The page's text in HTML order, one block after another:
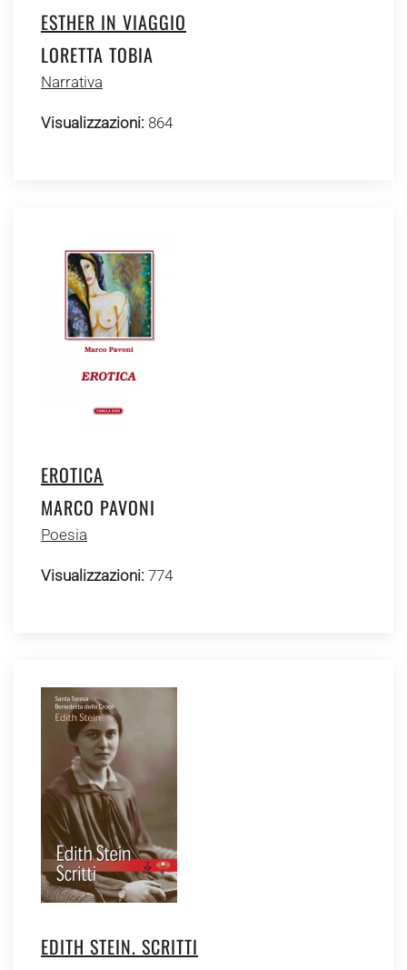
ESTHER IN VIAGGIO
LORETTA TOBIA
Narrativa
Visualizzazioni: 864
EROTICA
MARCO PAVONI
Poesia
Visualizzazioni: 774
EDITH STEIN. SCRITTI